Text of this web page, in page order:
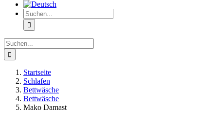
Suche
nach:
Suche
nach:
Startseite
Schlafen
Bettwäsche
Bettwäsche
Mako Damast